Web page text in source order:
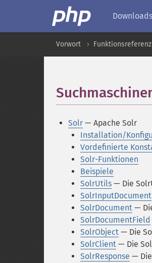
Downloads
Vorwort Funktionsreferenz
Solr — Apache Solr
Installation/
Vordefinierte
Solr-Funktionen
Beispiele
SolrUtils — Die
SolrInputDocument
SolrDocument —
SolrDocumentField
SolrObject — Die
SolrClient — Die
SolrResponse —